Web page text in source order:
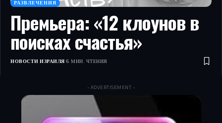
РАЗВЛЕЧЕНИЯ
Премьера: «12 клоунов в
поисках счастья»
НОВОСТИ ИЗРАИЛЯ 6 МИН. ЧТЕНИЯ
- ADVERTISEMENT -